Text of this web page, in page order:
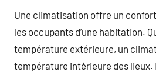
Une climatisation offre un
les occupants d’une habitation.
température extérieure, un
température intérieure des lieux.